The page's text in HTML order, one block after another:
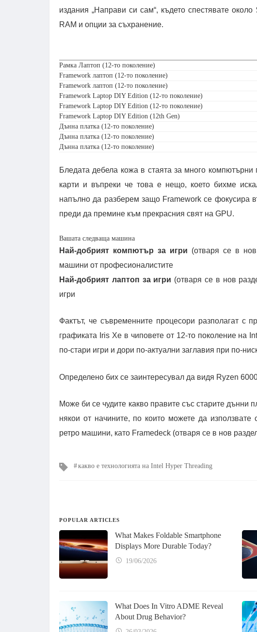
издания „Направи си сам“, където спестявате
RAM и опции за съхранение.
Рамка Лаптоп (12-то поколение)
Framework лаптоп (12-то поколение)
Framework лаптоп (12-то поколение)
Framework Laptop DIY Edition (12-то поколение)
Framework Laptop DIY Edition (12-то поколение)
Framework Laptop DIY Edition (12th Gen)
Дънна платка (12-то поколение)
Дънна платка (12-то поколение)
Дънна платка (12-то поколение)
Бледата дебела кожа в стаята за много
карти и въпреки че това е нещо, което бихме
напълно да разберем защо Framework се фокусира
преди да премине към прекрасния свят на GPU.
Вашата следваща машина
Най-добрият компютър за игри (отваря се в
машини от професионалистите
Най-добрият лаптоп за игри (отваря се в нов
игри
Фактът, че съвременните процесори разполагат с
графиката Iris Xe в чиповете от 12-то поколение на
по-стари игри и дори по-актуални заглавия при по-
Определено бих се заинтересувал да видя Ryzen
Може би се чудите какво правите със старите дънни
някои от начините, по които можете да използвате
ретро машини, като Framedeck (отваря се в нов
Tagsкакво е технологията на Intel Hyper Threading
POPULAR ARTICLES
What Makes Foldable Smartphone
Displays More Durable Today?
19/06/2026
What Does In Vitro ADME Reveal
About Drug Behavior?